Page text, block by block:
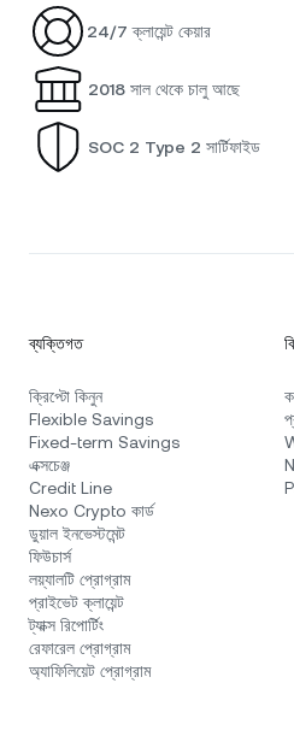
24/7 ক্লায়েন্ট কেয়ার
2018 সাল থেকে চালু আছে
SOC 2 Type 2 সার্টিফাইড
ব্যক্তিগত
ক্রিপ্টো কিনুন
Flexible Savings
Fixed-term Savings
এক্সচেঞ্জ
Credit Line
Nexo Crypto কার্ড
ডুয়াল ইনভেস্টমেন্ট
ফিউচার্স
লয়্যালটি প্রোগ্রাম
প্রাইভেট ক্লায়েন্ট
ট্যাক্স রিপোর্টিং
রেফারেল প্রোগ্রাম
অ্যাফিলিয়েট প্রোগ্রাম